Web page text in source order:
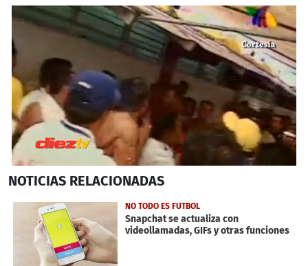
seconds
1
minute,
seconds
NOTICIAS RELACIONADAS
NO TODO ES FUTBOL
Snapchat se actualiza con
videollamadas, GIFs y otras funciones